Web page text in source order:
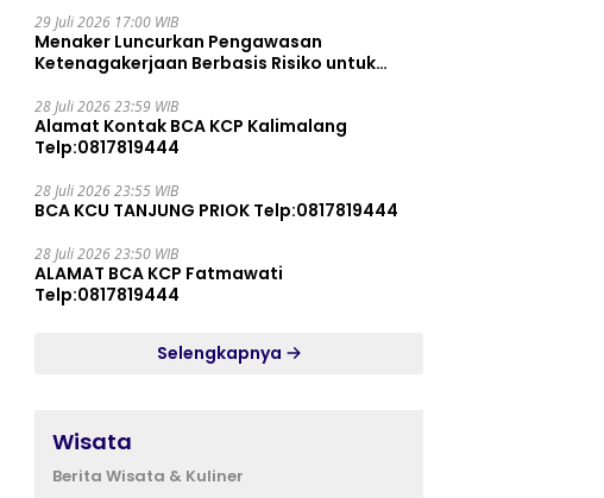
29 Juli 2026 17:00 WIB
Menaker Luncurkan Pengawasan
Ketenagakerjaan Berbasis Risiko untuk
28 Juli 2026 23:59 WIB
Alamat Kontak BCA KCP Kalimalang
Telp:0817819444
28 Juli 2026 23:55 WIB
BCA KCU TANJUNG PRIOK Telp:0817819444
28 Juli 2026 23:50 WIB
ALAMAT BCA KCP Fatmawati
Telp:0817819444
Selengkapnya
Wisata
Berita Wisata & Kuliner